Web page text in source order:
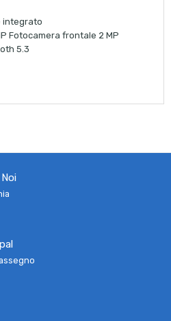
integrato
Fotocamera frontale 2 MP
5.3